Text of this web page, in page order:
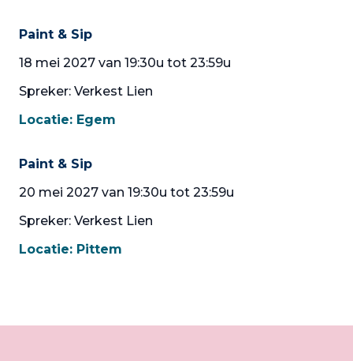
Paint & Sip
18 mei 2027 van 19:30u tot 23:59u
Spreker: Verkest Lien
Locatie: Egem
Paint & Sip
20 mei 2027 van 19:30u tot 23:59u
Spreker: Verkest Lien
Locatie: Pittem